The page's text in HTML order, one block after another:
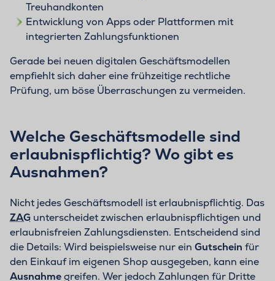
Treuhandkonten
Entwicklung von Apps oder Plattformen mit
integrierten Zahlungsfunktionen
Gerade bei neuen digitalen Geschäftsmodellen
empfiehlt sich daher eine frühzeitige rechtliche
Prüfung, um böse Überraschungen zu vermeiden.
Welche Geschäftsmodelle sind
erlaubnispflichtig? Wo gibt es
Ausnahmen?
Nicht jedes Geschäftsmodell ist erlaubnispflichtig. Das
ZAG unterscheidet zwischen erlaubnispflichtigen und
erlaubnisfreien Zahlungsdiensten. Entscheidend sind
die Details: Wird beispielsweise nur ein Gutschein für
den Einkauf im eigenen Shop ausgegeben, kann eine
Ausnahmegreifen. Wer jedoch Zahlungen für Dritte